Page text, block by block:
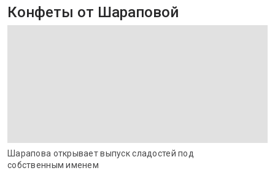
Конфеты от Шараповой
Шарапова открывает выпуск сладостей под
собственным именем